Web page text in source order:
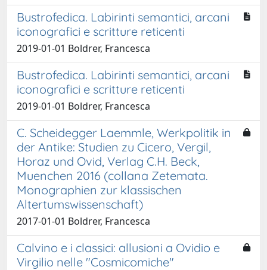
Bustrofedica. Labirinti semantici, arcani
iconografici e scritture reticenti
2019-01-01 Boldrer, Francesca
Bustrofedica. Labirinti semantici, arcani
iconografici e scritture reticenti
2019-01-01 Boldrer, Francesca
C. Scheidegger Laemmle, Werkpolitik in
der Antike: Studien zu Cicero, Vergil,
Horaz und Ovid, Verlag C.H. Beck,
Muenchen 2016 (collana Zetemata.
Monographien zur klassischen
Altertumswissenschaft)
2017-01-01 Boldrer, Francesca
Calvino e i classici: allusioni a Ovidio e
Virgilio nelle "Cosmicomiche"